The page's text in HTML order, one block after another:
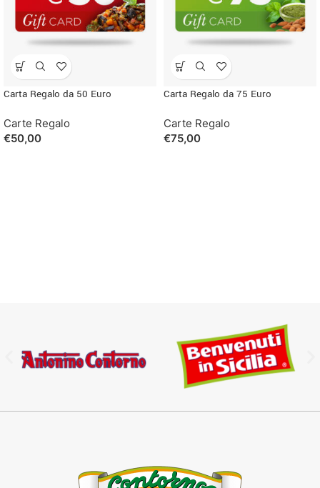
Carta Regalo da 50 Euro
Carte Regalo
€50,00
Carta Regalo da 75 Euro
Carte Regalo
€75,00